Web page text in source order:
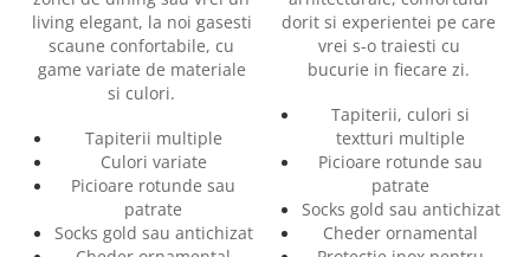
living elegant, la noi gasesti
scaune confortabile, cu
game variate de materiale
si culori.
Tapiterii multiple
Culori variate
Picioare rotunde sau
patrate
Socks gold sau antichizat
dorit si experientei pe care
vrei s-o traiesti cu
bucurie in fiecare zi.
Tapiterii, culori si
textturi multiple
Picioare rotunde sau
patrate
Socks gold sau antichizat
Cheder ornamental